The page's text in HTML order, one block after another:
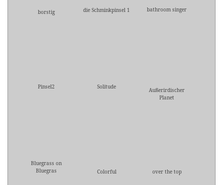
borstig die Schminkpinsel 1 bathroom singer
Pinsel2 Solitude
Außerirdischer
Planet
Bluegrass on
Bluegras
Colorful over the top